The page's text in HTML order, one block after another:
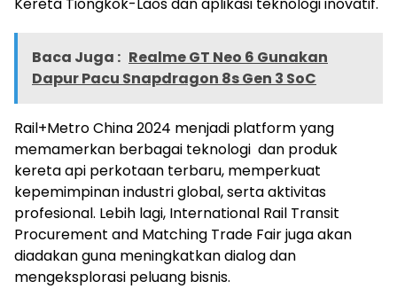
Kereta Tiongkok-Laos dan aplikasi teknologi inovatif.
Baca Juga : Realme GT Neo 6 Gunakan
Dapur Pacu Snapdragon 8s Gen 3 SoC
Rail+Metro China 2024 menjadi platform yang
memamerkan berbagai teknologi dan produk
kereta api perkotaan terbaru, memperkuat
kepemimpinan industri global, serta aktivitas
profesional. Lebih lagi, International Rail Transit
Procurement and Matching Trade Fair juga akan
diadakan guna meningkatkan dialog dan
mengeksplorasi peluang bisnis.